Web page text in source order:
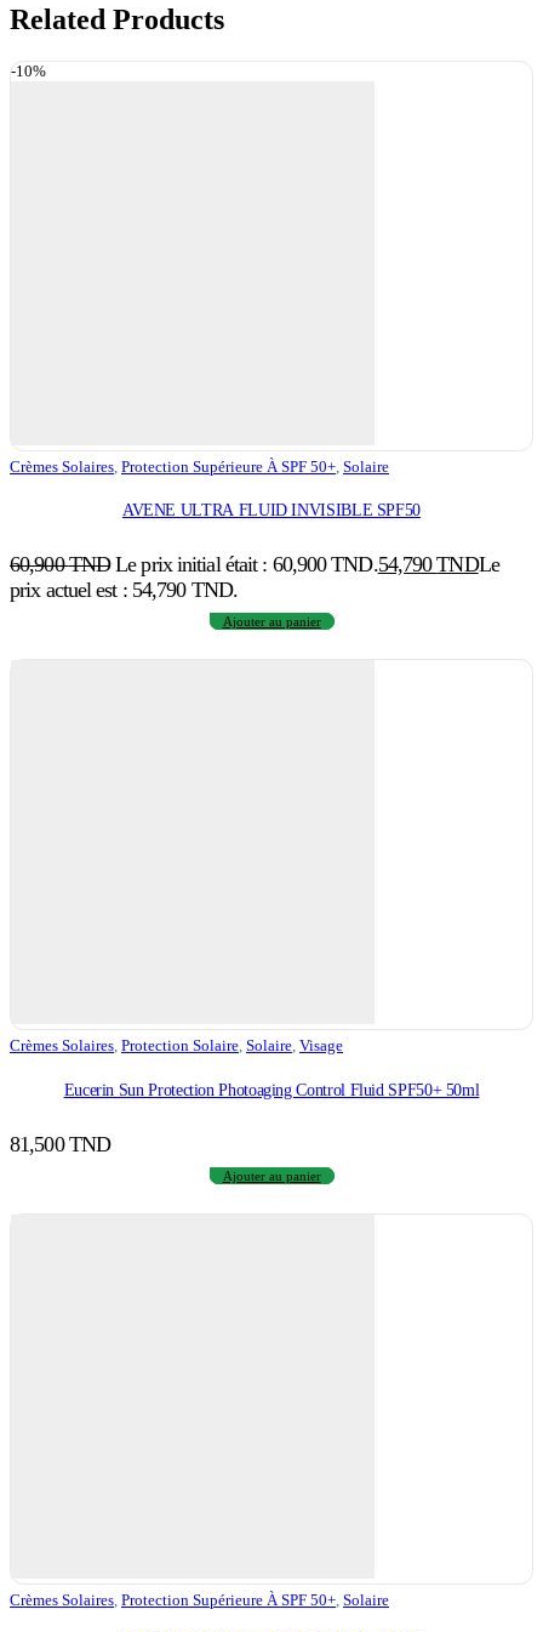
Related Products
-10%
Crèmes Solaires Protection Supérieure À SPF 50+ Solaire
AVENE ULTRA FLUID INVISIBLE SPF50
60,900TND Le prix initial était : 60,900 TND.54,790TNDLe
prix actuel est : 54,790 TND.
Ajouter au panier
Crèmes Solaires, Protection Solaire, Solaire, Visage
Eucerin Sun Protection Photoaging Control Fluid SPF50+ 50ml
81,500TND
Ajouter au panier
Crèmes Solaires Protection Supérieure À SPF 50+ Solaire